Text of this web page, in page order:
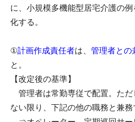
に、小規模多機能型居宅介護の
化する。
①計画作成責任者は、 管理者との
と。
【改定後の基準】
管理者は常勤専従で配置。ただ
ない限り、下記の他の職務と兼務